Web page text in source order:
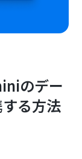
のデー
る方法